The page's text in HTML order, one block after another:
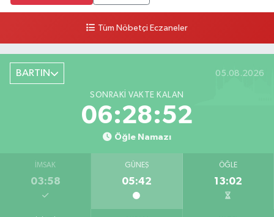
Tüm Nöbetçi Eczaneler
BARTIN 05.08.2026
SONRAKI VAKTE KALAN
06:28:50
Öğle Namazı
İMSAK
03:58
GÜNEŞ
05:42
ÖĞLE
13:02